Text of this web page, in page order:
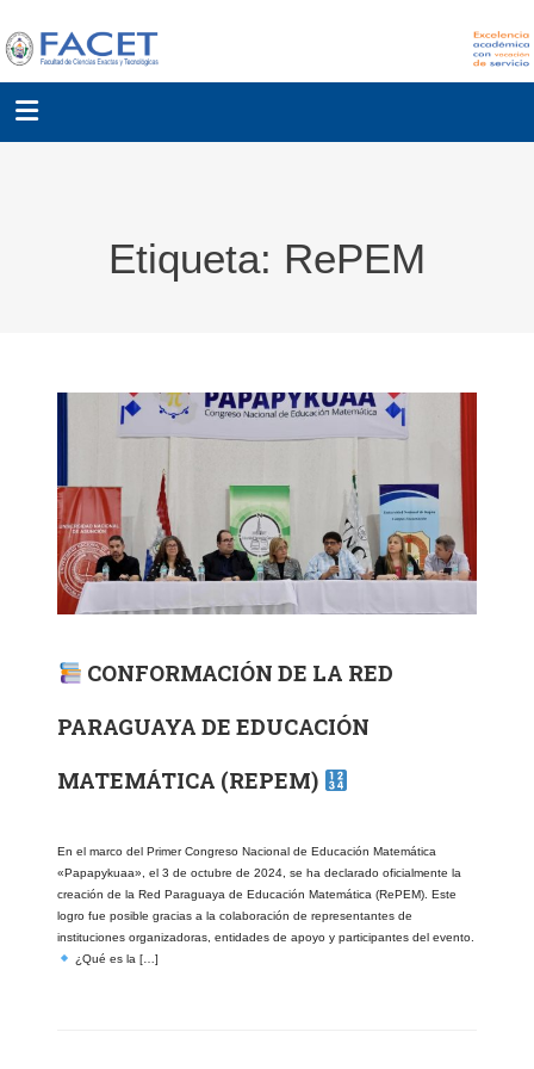
Etiqueta: RePEM
CONFORMACIÓN DE LA RED
PARAGUAYA DE EDUCACIÓN
MATEMÁTICA (REPEM)
En el marco del Primer Congreso Nacional de Educación Matemática
«Papapykuaa», el 3 de octubre de 2024, se ha declarado oficialmente la
creación de la Red Paraguaya de Educación Matemática (RePEM). Este
logro fue posible gracias a la colaboración de representantes de
instituciones organizadoras, entidades de apoyo y participantes del evento.
¿Qué es la […]